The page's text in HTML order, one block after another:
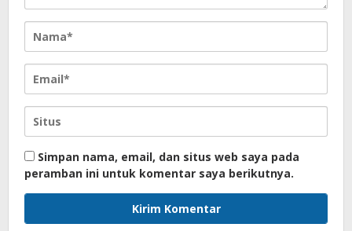
Simpan nama, email, dan situs web saya pada
peramban ini untuk komentar saya berikutnya.